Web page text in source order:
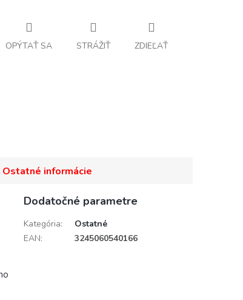
OPÝTAŤ SA STRÁŽIŤ ZDIEĽAŤ
Ostatné informácie
Dodatočné parametre
Kategória:
Ostatné
EAN: 3245060540166